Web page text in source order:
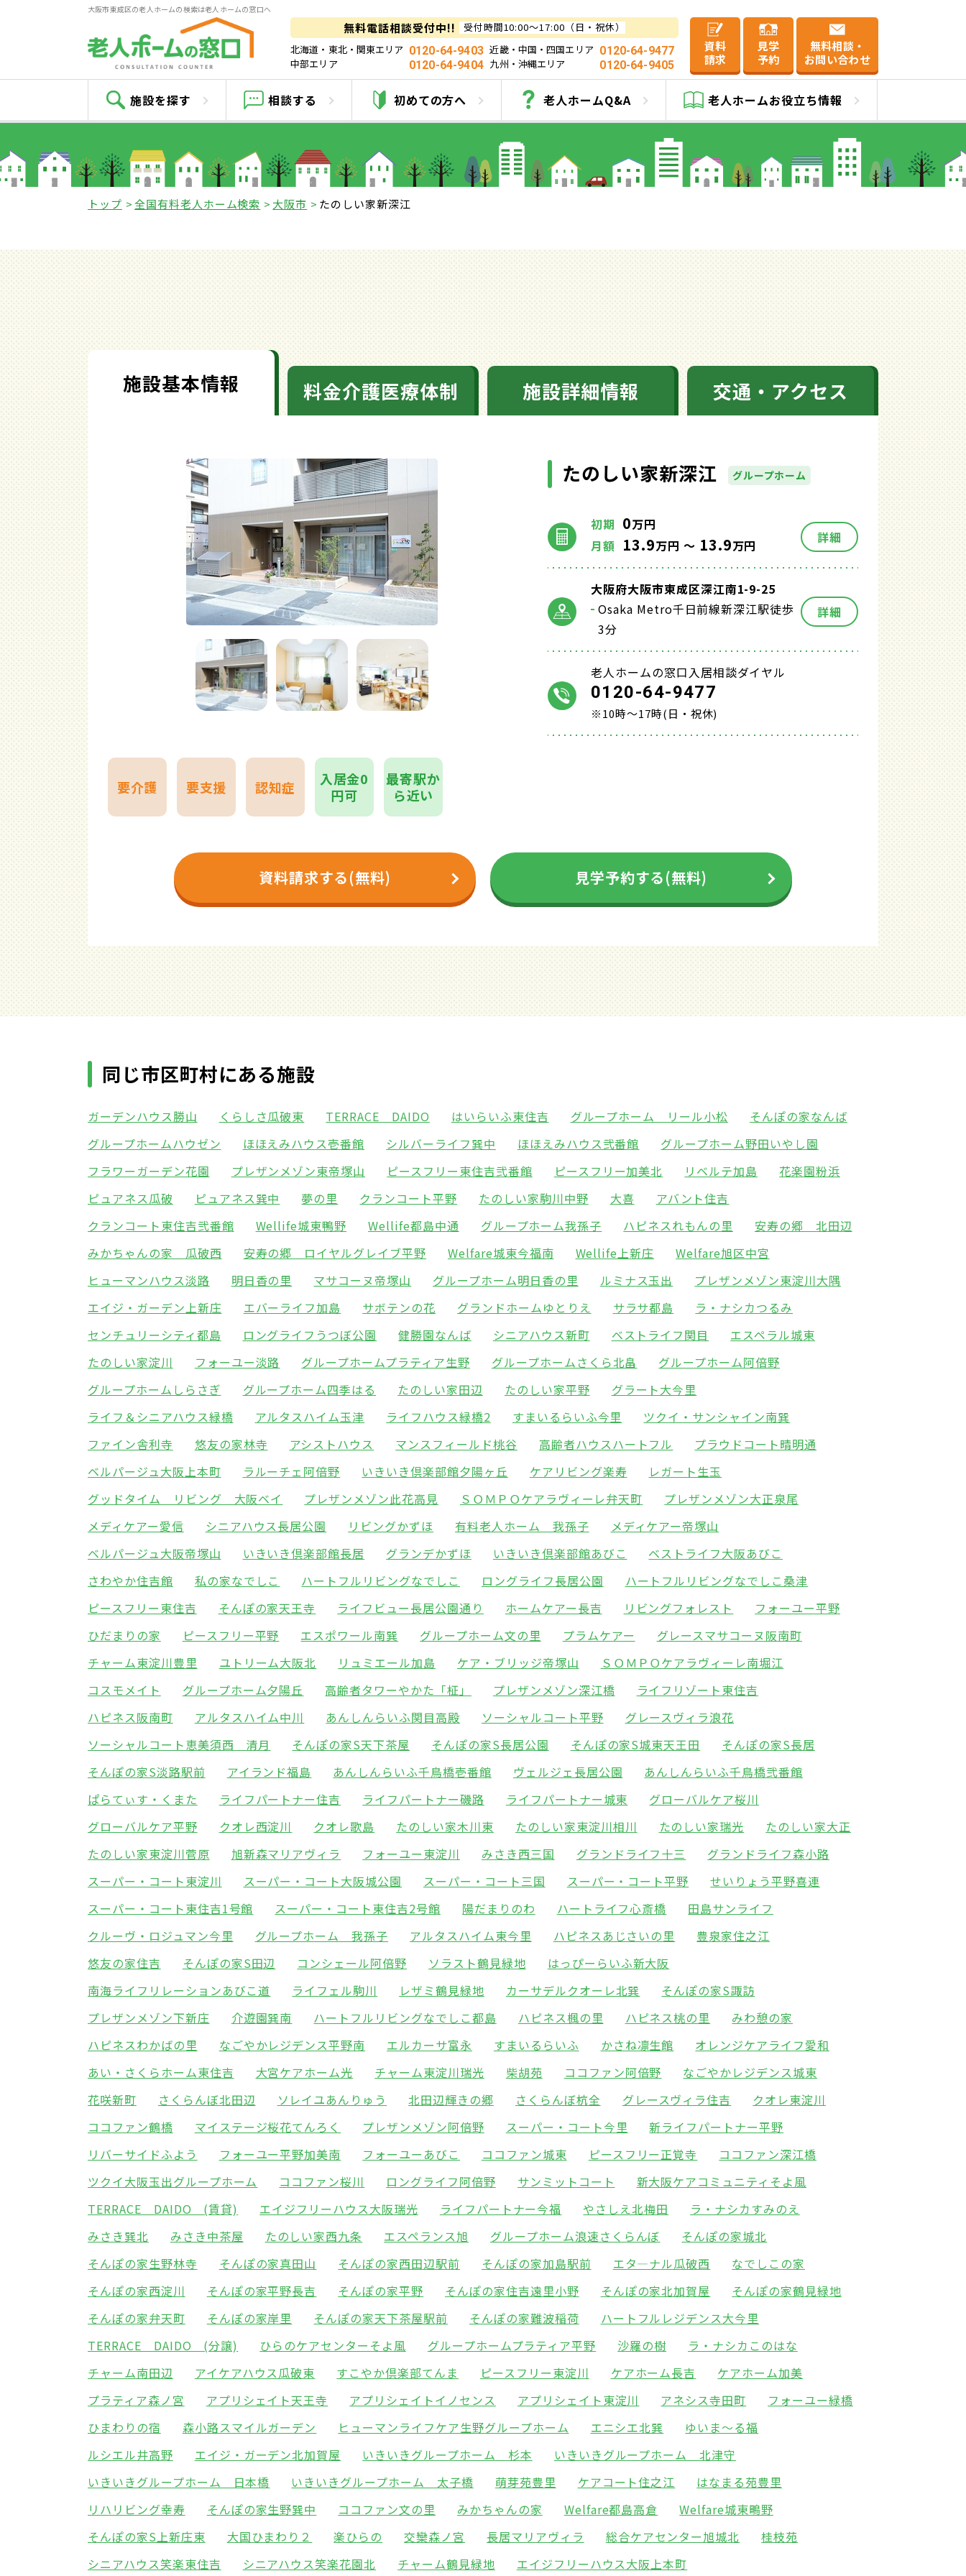
大阪市東成区の老人ホームの検索は老人ホームの窓口へ
無料電話相談受付中!!
受付時間10:00～17:00（日・祝休）
北海道・東北・関東エリア 0120-64-9403 近畿・中国・四国エリア 0120-64-9477
中部エリア
0120-64-9404 九州・沖縄エリア 0120-64-9405
資料
請求
見学
予約
無料相談・
お問い合わせ
施設を探す 相談する 初めての方へ 老人ホームQ&A 老人ホームお役立ち情報
たのしい家新深江
トップ 全国有料老人ホーム検索 大阪市 たのしい家新深江
施設基本情報 料金介護医療体制 施設詳細情報 交通・アクセス
たのしい家新深江 グループホーム
初期 0万円
月額 13.9万円 ～ 13.9万円 詳細
大阪府大阪市東成区深江南1-9-25
Osaka Metro千日前線新深江駅徒歩
3分
詳細
老人ホームの窓口入居相談ダイヤル
0120-64-9477
※10時～17時(日・祝休)
要介護 要支援 認知症
入居金0
円可
最寄駅か
ら近い
資料請求する(無料) 見学予約する(無料)
同じ市区町村にある施設
ガーデンハウス勝山 くらしさ瓜破東 TERRACE DAIDO はいらいふ東住吉 グループホーム リール小松
そんぽの家なんば
グループホームハウゼン
ほほえみハウス壱番館 シルバーライフ巽中 ほほえみハウス弐番館
グループホーム野田いやし園
フラワーガーデン花園
プレザンメゾン東帝塚山 ピースフリー東住吉弐番館 ピースフリー加美北 リベルテ加島
花楽園粉浜
ピュアネス瓜破
ピュアネス巽中 夢の里 クランコート平野 たのしい家駒川中野 大喜
アバント住吉
クランコート東住吉弐番館
Wellife城東鴨野 Wellife都島中通 グループホーム我孫子 ハピネスれもんの里
安寿の郷 北田辺
みかちゃんの家 瓜破西
安寿の郷 ロイヤルグレイブ平野 Welfare城東今福南 Wellife上新庄
Welfare旭区中宮
ヒューマンハウス淡路
明日香の里 マサコーヌ帝塚山 グループホーム明日香の里 ルミナス玉出
プレザンメゾン東淀川大隅
エイジ・ガーデン上新庄
エバーライフ加島 サボテンの花 グランドホームゆとりえ サラサ都島
ラ・ナシカつるみ
センチュリーシティ都島
ロングライフうつぼ公園 健勝園なんば シニアハウス新町 ベストライフ関目
エスペラル城東
たのしい家淀川
フォーユー淡路 グループホームプラティア生野 グループホームさくら北畠
グループホーム阿倍野
グループホームしらさぎ
グループホーム四季はる たのしい家田辺 たのしい家平野
グラート大今里
ライフ＆シニアハウス緑橋
アルタスハイム玉津 ライフハウス緑橋2 すまいるらいふ今里
ツクイ・サンシャイン南巽
ファイン舎利寺
悠友の家林寺 アシストハウス マンスフィールド桃谷 高齢者ハウスハートフル
プラウドコート晴明通
ベルパージュ大阪上本町
ラルーチェ阿倍野 いきいき倶楽部館夕陽ヶ丘 ケアリビング楽寿
レガート生玉
グッドタイム リビング 大阪ベイ
プレザンメゾン此花高見 ＳＯＭＰＯケアラヴィーレ弁天町
プレザンメゾン大正泉尾
メディケアー愛信
シニアハウス長居公園 リビングかずほ 有料老人ホーム 我孫子
メディケアー帝塚山
ベルパージュ大阪帝塚山
いきいき倶楽部館長居 グランデかずほ いきいき倶楽部館あびこ
ベストライフ大阪あびこ
さわやか住吉館
私の家なでしこ ハートフルリビングなでしこ ロングライフ長居公園
ハートフルリビングなでしこ桑津
ピースフリー東住吉
そんぽの家天王寺 ライフビュー長居公園通り ホームケアー長吉 リビングフォレスト
フォーユー平野
ひだまりの家
ピースフリー平野 エスポワール南巽 グループホーム文の里 プラムケアー
グレースマサコーヌ阪南町
チャーム東淀川豊里
ユトリーム大阪北 リュミエール加島 ケア・ブリッジ帝塚山
ＳＯＭＰＯケアラヴィーレ南堀江
コスモメイト
グループホーム夕陽丘 高齢者タワーやかた「柾」 プレザンメゾン深江橋
ライフリゾート東住吉
ハピネス阪南町
アルタスハイム中川 あんしんらいふ関目高殿 ソーシャルコート平野
グレースヴィラ浪花
ソーシャルコート恵美須西 清月
そんぽの家S天下茶屋 そんぽの家S長居公園 そんぽの家S城東天王田
そんぽの家S長居
そんぽの家S淡路駅前
アイランド福島 あんしんらいふ千鳥橋壱番館 ヴェルジェ長居公園
あんしんらいふ千鳥橋弐番館
ぱらてぃす・くまた
ライフパートナー住吉 ライフパートナー磯路 ライフパートナー城東
グローバルケア桜川
グローバルケア平野
クオレ西淀川 クオレ歌島 たのしい家木川東 たのしい家東淀川相川 たのしい家瑞光
たのしい家大正
たのしい家東淀川菅原
旭新森マリアヴィラ フォーユー東淀川 みさき西三国 グランドライフ十三
グランドライフ森小路
スーパー・コート東淀川
スーパー・コート大阪城公園 スーパー・コート三国 スーパー・コート平野
せいりょう平野喜連
スーパー・コート東住吉1号館
スーパー・コート東住吉2号館 陽だまりのわ ハートライフ心斎橋
田島サンライフ
クルーヴ・ロジュマン今里
グループホーム 我孫子 アルタスハイム東今里 ハピネスあじさいの里
豊泉家住之江
悠友の家住吉
そんぽの家S田辺 コンシェール阿倍野 ソラスト鶴見緑地
はっぴーらいふ新大阪
南海ライフリレーションあびこ道
ライフェル駒川 レザミ鶴見緑地 カーサデルクオーレ北巽
そんぽの家S諏訪
プレザンメゾン下新庄
介遊園巽南 ハートフルリビングなでしこ都島 ハピネス楓の里 ハピネス桃の里
みわ憩の家
ハピネスわかばの里
なごやかレジデンス平野南 エルカーサ富永 すまいるらいふ かさね凛生館
オレンジケアライフ愛和
あい・さくらホーム東住吉
大宮ケアホーム光 チャーム東淀川瑞光 柴胡苑 ココファン阿倍野
なごやかレジデンス城東
花咲新町
さくらんぼ北田辺 ソレイユあんりゅう 北田辺輝きの郷 さくらんぼ杭全 グレースヴィラ住吉
クオレ東淀川
ココファン鶴橋
マイステージ桜花てんろく プレザンメゾン阿倍野 スーパー・コート今里
新ライフパートナー平野
リバーサイドふよう
フォーユー平野加美南 フォーユーあびこ ココファン城東 ピースフリー正覚寺
ココファン深江橋
ツクイ大阪玉出グループホーム
ココファン桜川 ロングライフ阿倍野 サンミットコート
新大阪ケアコミュニティそよ風
TERRACE DAIDO (賃貸)
エイジフリーハウス大阪瑞光 ライフパートナー今福 やさしえ北梅田
ラ・ナシカすみのえ
みさき巽北
みさき中茶屋 たのしい家西九条 エスペランス旭 グループホーム浪速さくらんぼ
そんぽの家城北
そんぽの家生野林寺
そんぽの家真田山 そんぽの家西田辺駅前 そんぽの家加島駅前 エタ―ナル瓜破西
なでしこの家
そんぽの家西淀川
そんぽの家平野長吉 そんぽの家平野 そんぽの家住吉遠里小野 そんぽの家北加賀屋
そんぽの家鶴見緑地
そんぽの家弁天町
そんぽの家岸里 そんぽの家天下茶屋駅前 そんぽの家難波稲荷
ハートフルレジデンス大今里
TERRACE DAIDO (分譲)
ひらのケアセンターそよ風 グループホームプラティア平野 沙羅の樹
ラ・ナシカこのはな
チャーム南田辺
アイケアハウス瓜破東 すこやか倶楽部てんま ピースフリー東淀川 ケアホーム長吉
ケアホーム加美
プラティア森ノ宮
アプリシェイト天王寺 アプリシェイトイノセンス アプリシェイト東淀川 アネシス寺田町
フォーユー緑橋
ひまわりの宿
森小路スマイルガーデン ヒューマンライフケア生野グループホーム エニシエ北巽
ゆいま～る福
ルシエル井高野
エイジ・ガーデン北加賀屋 いきいきグループホーム 杉本
いきいきグループホーム 北津守
いきいきグループホーム 日本橋
いきいきグループホーム 太子橋 萌芽苑豊里 ケアコート住之江
はなまる苑豊里
リハリビング幸寿
そんぽの家生野巽中 ココファン文の里 みかちゃんの家 Welfare都島高倉
Welfare城東鴫野
そんぽの家S上新庄東
大国ひまわり２ 楽ひらの 交欒森ノ宮 長居マリアヴィラ 総合ケアセンター旭城北
桂枝苑
シニアハウス笑楽東住吉
シニアハウス笑楽花園北 チャーム鶴見緑地 エイジフリーハウス大阪上本町